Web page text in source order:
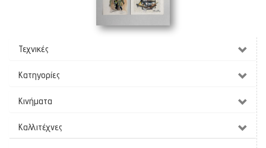
Τεχνικές
Κατηγορίες
Κινήματα
Καλλιτέχνες